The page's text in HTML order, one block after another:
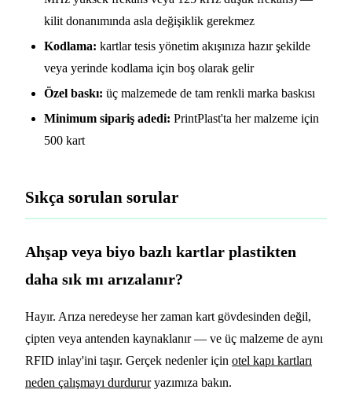
kilit donanımında asla değişiklik gerekmez
Kodlama: kartlar tesis yönetim akışınıza hazır şekilde
veya yerinde kodlama için boş olarak gelir
Özel baskı: üç malzemede de tam renkli marka baskısı
Minimum sipariş adedi: PrintPlast'ta her malzeme için
500 kart
Sıkça sorulan sorular
Ahşap veya biyo bazlı kartlar plastikten
daha sık mı arızalanır?
Hayır. Arıza neredeyse her zaman kart gövdesinden değil,
çipten veya antenden kaynaklanır — ve üç malzeme de aynı
RFID inlay'ini taşır. Gerçek nedenler için otel kapı kartları
neden çalışmayı durdururyazımıza bakın.